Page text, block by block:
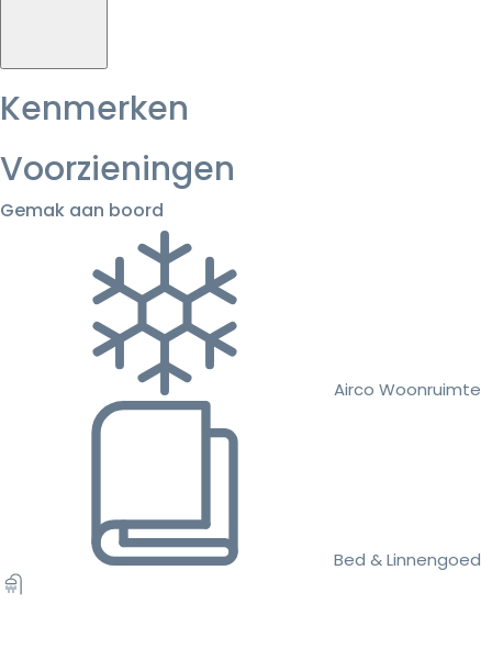
Kenmerken
Voorzieningen
Gemak aan boord
Airco Woonruimte
Bed & Linnengoed